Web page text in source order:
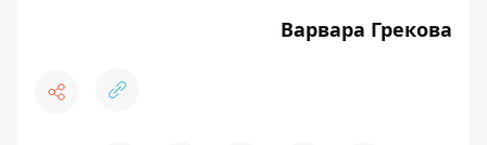
Варвара Грекова